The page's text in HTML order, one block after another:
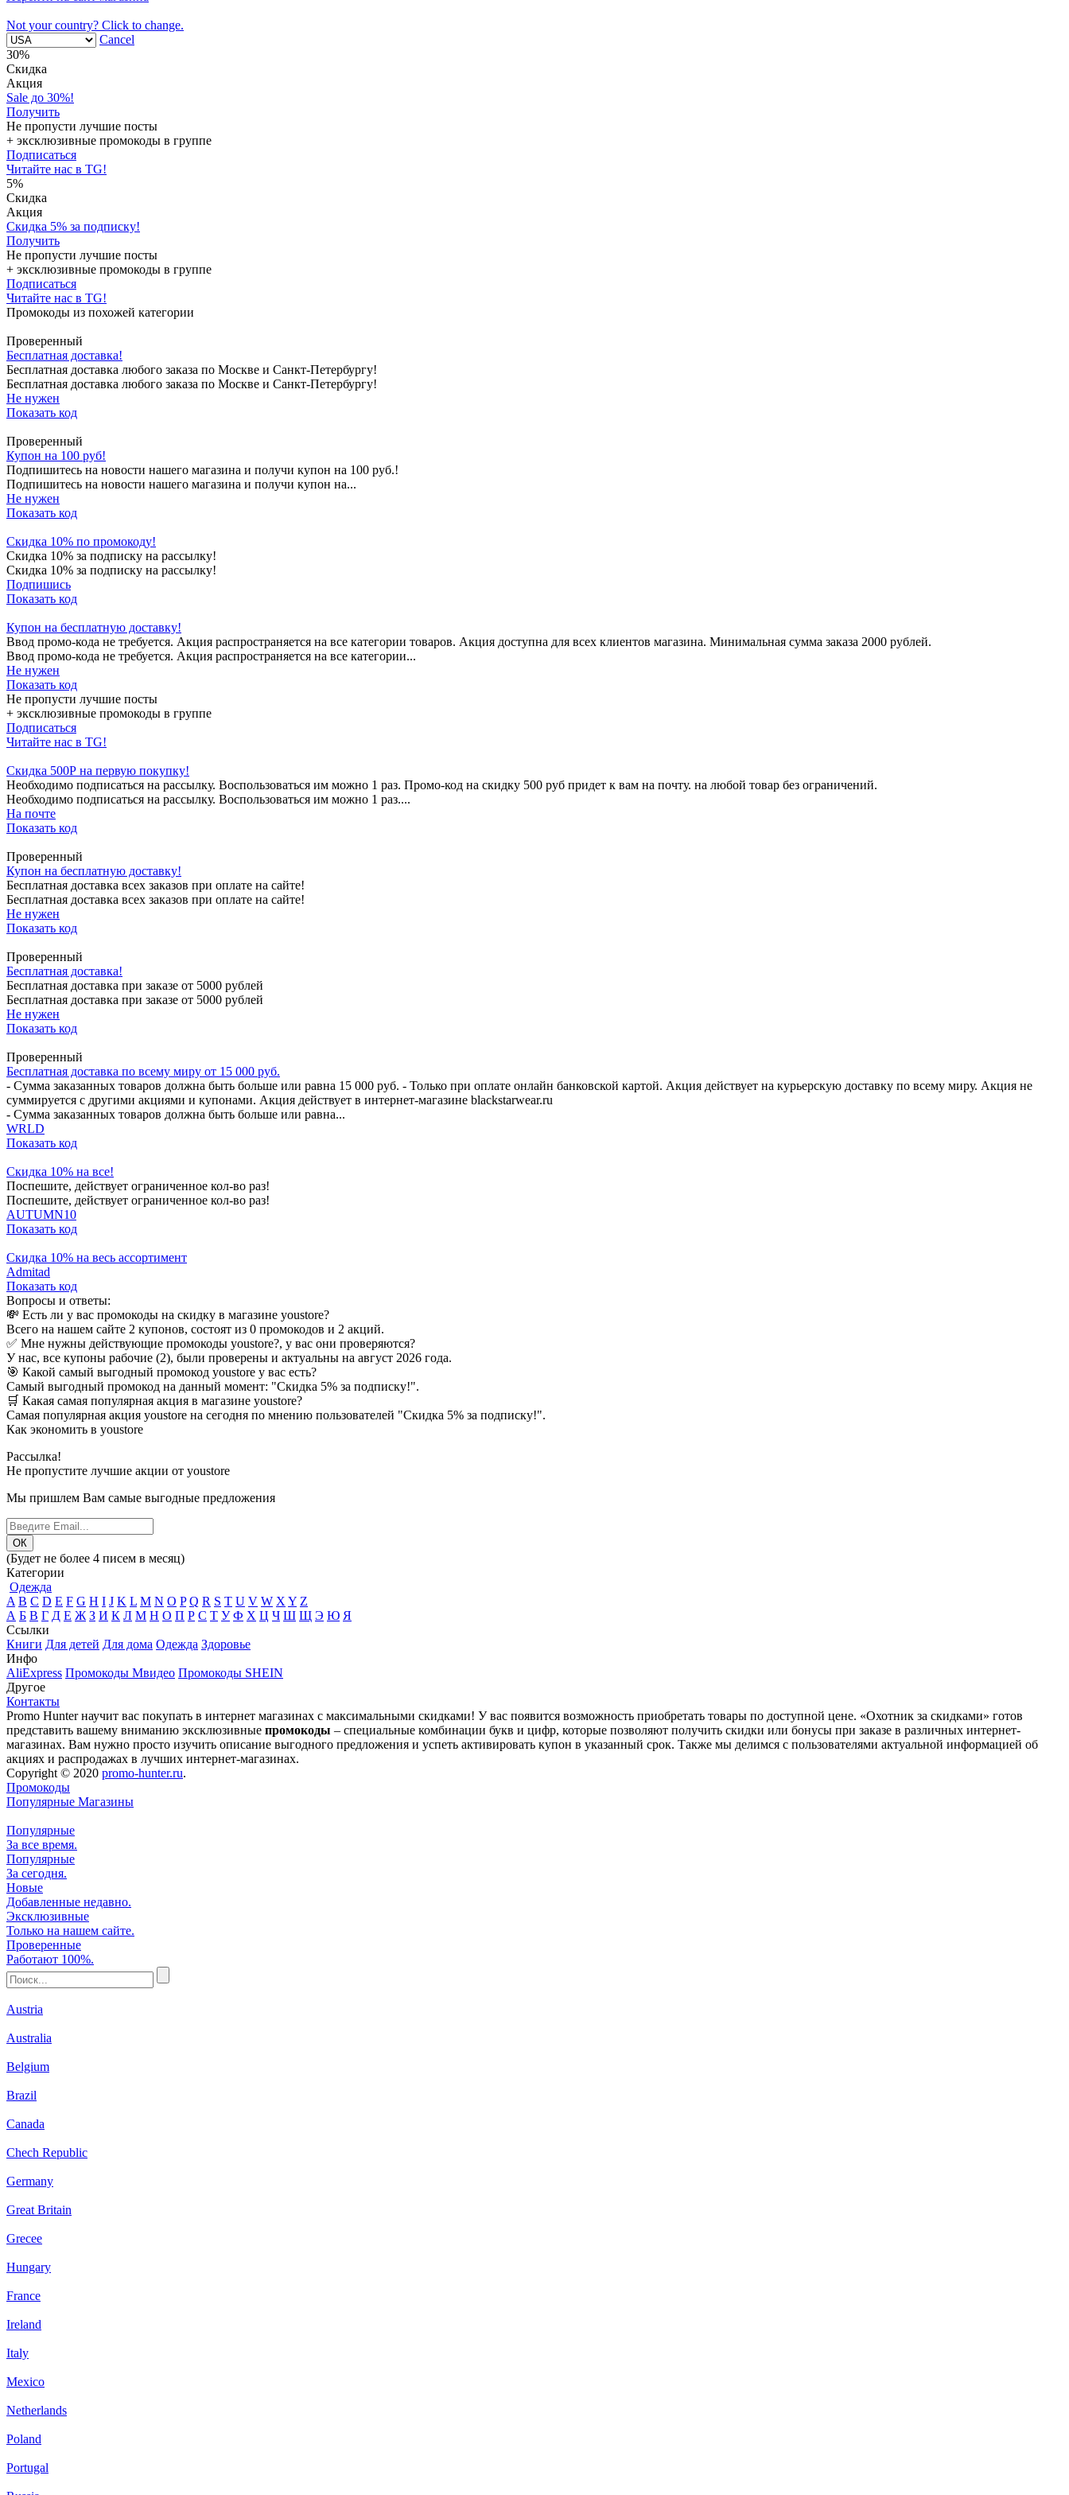
Not your country? Click to change.
Cancel
30%
Скидка
Акция
Sale до 30%!
Получить
Не пропусти лучшие посты
+ эксклюзивные промокоды в группе
Подписаться
Читайте нас в TG!
5%
Скидка
Акция
Скидка 5% за подписку!
Получить
Не пропусти лучшие посты
+ эксклюзивные промокоды в группе
Подписаться
Читайте нас в TG!
Промокоды из похожей категории
Проверенный
Бесплатная доставка!
Бесплатная доставка любого заказа по Москве и Санкт-Петербургу!
Бесплатная доставка любого заказа по Москве и Санкт-Петербургу!
Не нужен
Показать код
Проверенный
Купон на 100 руб!
Подпишитесь на новости нашего магазина и получи купон на 100 руб.!
Подпишитесь на новости нашего магазина и получи купон на...
Не нужен
Показать код
Скидка 10% по промокоду!
Скидка 10% за подписку на рассылку!
Скидка 10% за подписку на рассылку!
Подпишись
Показать код
Купон на бесплатную доставку!
Ввод промо-кода не требуется. Акция распространяется на все категории товаров. Акция доступна для всех клиентов магазина. Минимальная сумма заказа 2000 рублей.
Ввод промо-кода не требуется. Акция распространяется на все категории...
Не нужен
Показать код
Не пропусти лучшие посты
+ эксклюзивные промокоды в группе
Подписаться
Читайте нас в TG!
Скидка 500Р на первую покупку!
Необходимо подписаться на рассылку. Воспользоваться им можно 1 раз. Промо-код на скидку 500 руб придет к вам на почту. на любой товар без ограничений.
Необходимо подписаться на рассылку. Воспользоваться им можно 1 раз....
На почте
Показать код
Проверенный
Купон на бесплатную доставку!
Бесплатная доставка всех заказов при оплате на сайте!
Бесплатная доставка всех заказов при оплате на сайте!
Не нужен
Показать код
Проверенный
Бесплатная доставка!
Бесплатная доставка при заказе от 5000 рублей
Бесплатная доставка при заказе от 5000 рублей
Не нужен
Показать код
Проверенный
Бесплатная доставка по всему миру от 15 000 руб.
- Сумма заказанных товаров должна быть больше или равна 15 000 руб. - Только при оплате онлайн банковской картой. Акция действует на курьерскую доставку по всему миру. Акция не
суммируется с другими акциями и купонами. Акция действует в интернет-магазине blackstarwear.ru
- Сумма заказанных товаров должна быть больше или равна...
WRLD
Показать код
Скидка 10% на все!
Поспешите, действует ограниченное кол-во раз!
Поспешите, действует ограниченное кол-во раз!
AUTUMN10
Показать код
Скидка 10% на весь ассортимент
Admitad
Показать код
Вопросы и ответы:
💸 Есть ли у вас промокоды на скидку в магазине youstore?
Всего на нашем сайте 2 купонов, состоят из 0 промокодов и 2 акций.
✅ Мне нужны действующие промокоды youstore?, у вас они проверяются?
У нас, все купоны рабочие (2), были проверены и актуальны на август 2026 года.
🎯 Какой самый выгодный промокод youstore у вас есть?
Самый выгодный промокод на данный момент: "Скидка 5% за подписку!".
🛒 Какая самая популярная акция в магазине youstore?
Самая популярная акция youstore на сегодня по мнению пользователей "Скидка 5% за подписку!".
Как экономить в youstore
Рассылка!
Не пропустите лучшие акции от youstore
Мы пришлем Вам самые выгодные предложения
(Будет не более 4 писем в месяц)
Категории
Одежда
A B C D E F G H I J K L M N O P Q R S T U V W X Y Z
А Б В Г Д Е Ж З И К Л М Н О П Р С Т У Ф Х Ц Ч Ш Щ Э Ю Я
Ссылки
Книги Для детей Для дома Одежда Здоровье
Инфо
AliExpress Промокоды Мвидео Промокоды SHEIN
Другое
Контакты
Promo Hunter научит вас покупать в интернет магазинах с максимальными скидками! У вас появится возможность приобретать товары по доступной цене. «Охотник за скидками» готов
представить вашему вниманию эксклюзивные промокоды – специальные комбинации букв и цифр, которые позволяют получить скидки или бонусы при заказе в различных интернет-
магазинах. Вам нужно просто изучить описание выгодного предложения и успеть активировать купон в указанный срок. Также мы делимся с пользователями актуальной информацией об
акциях и распродажах в лучших интернет-магазинах.
Copyright © 2020 promo-hunter.ru.
Промокоды
Популярные Магазины
Популярные
За все время.
Популярные
За сегодня.
Новые
Добавленные недавно.
Эксклюзивные
Только на нашем сайте.
Проверенные
Работают 100%.
Austria
Australia
Belgium
Brazil
Canada
Chech Republic
Germany
Great Britain
Grecee
Hungary
France
Ireland
Italy
Mexico
Netherlands
Poland
Portugal